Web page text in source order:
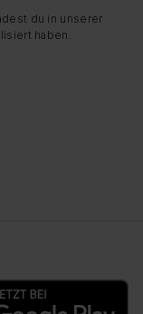
du in unserer
haben.